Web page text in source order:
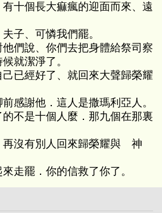
十個長大痲瘋的迎面而來、遠
子、可憐我們罷。
們說、你們去把身體給祭司察
就潔淨了。
已經好了、就回來大聲歸榮耀
感謝他．這人是撒瑪利亞人。
不是十個人麼．那九個在那裏
再沒有別人回來歸榮耀與 神
走罷．你的信救了你了。